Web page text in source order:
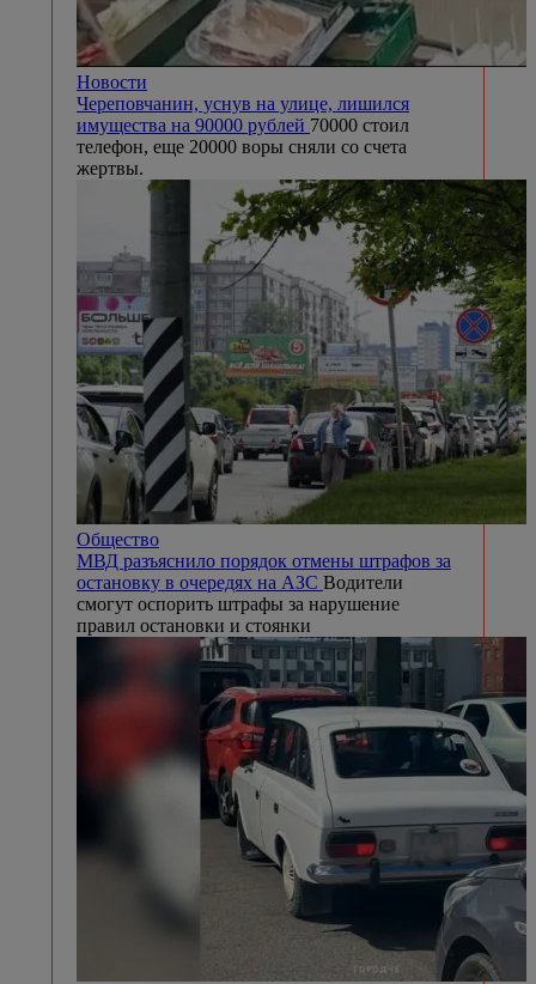
Новости
Череповчанин, уснув на улице, лишился
имущества на 90000 рублей 70000 стоил
телефон, еще 20000 воры сняли со счета
жертвы.
Общество
МВД разъяснило порядок отмены штрафов за
остановку в очередях на АЗС Водители
смогут оспорить штрафы за нарушение
правил остановки и стоянки